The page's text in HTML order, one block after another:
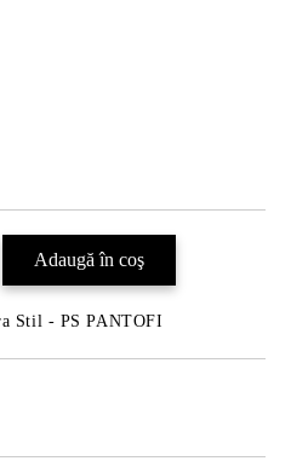
Stil - PS PANTOFI